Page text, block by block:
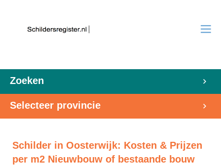
Zoeken
Selecteer provincie
Schilder in Oosterwijk: Kosten & Prijzen
per m2 Nieuwbouw of bestaande bouw